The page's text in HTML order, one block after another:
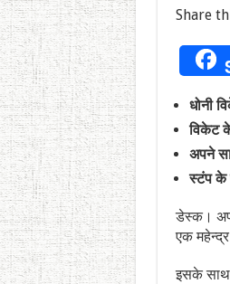
Share
धोनी
विकेट
अपने
स्टंप के
डेस्क।
एक
इसके साथ